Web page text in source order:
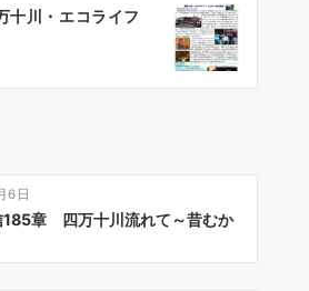
十川・エコライフ
6日
185章 四万十川流れて～昔むか